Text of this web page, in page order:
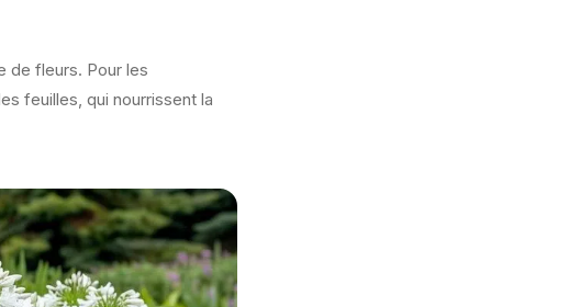
de fleurs. Pour les
feuilles, qui nourrissent la